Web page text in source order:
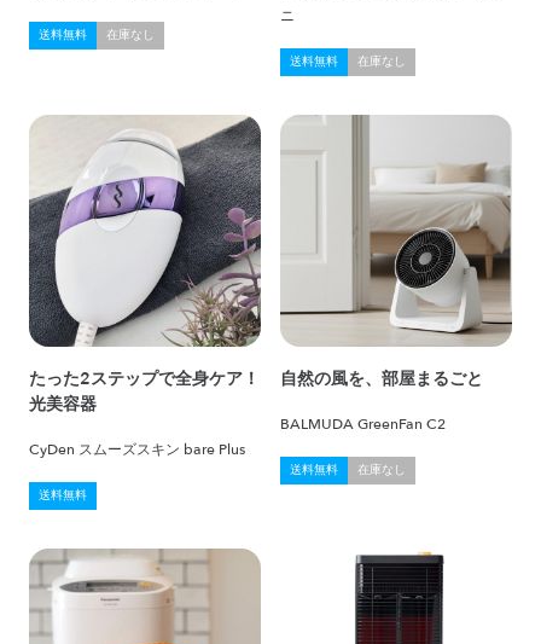
送料無料 在庫なし
ニ
送料無料 在庫なし
たった2ステップで全身ケア！
光美容器
CyDen スムーズスキン bare Plus
送料無料
自然の風を、部屋まるごと
BALMUDA GreenFan C2
送料無料 在庫なし